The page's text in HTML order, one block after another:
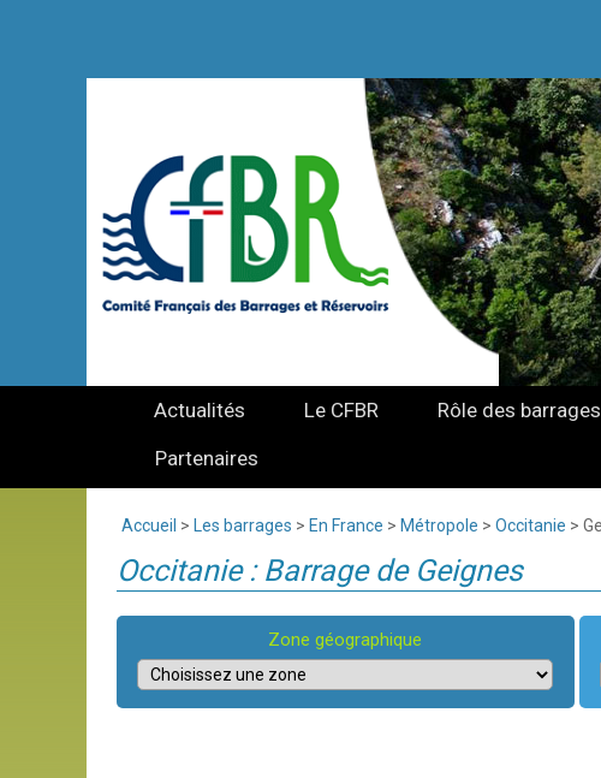
Actualités Le CFBR Rôle des barrages
Partenaires
Accueil > Les barrages > En France > Métropole > Occitanie >
Occitanie : Barrage de Geignes
Zone géographique